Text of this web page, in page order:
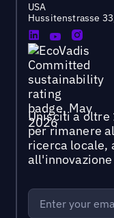
USA
Hussitenstrasse
Unisciti a
per rimanere
ricerca locale,